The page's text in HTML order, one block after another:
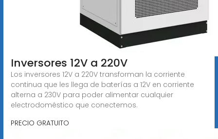
Inversores 12V a 220V
Los inversores 12V a 220V transforman la corriente
continua que les llega de baterías a 12V en corriente
alterna a 230V para poder alimentar cualquier
electrodoméstico que conectemos.
PRECIO GRATUITO